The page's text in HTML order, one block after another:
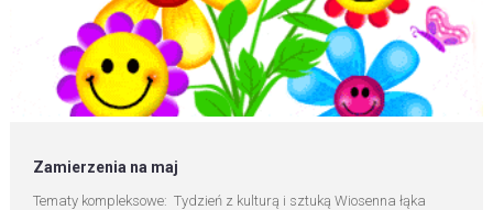
Zamierzenia na maj
Tematy kompleksowe: Tydzień z kulturą i sztuką Wiosenna łąka